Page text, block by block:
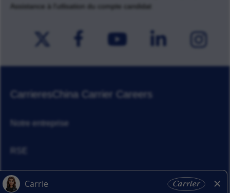
Assistance à l'utlisation du compte candidat
CarrieresChina Carrier Careers
Notre entreprise
Actualités